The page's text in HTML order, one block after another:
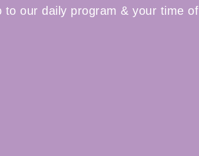
our daily program & your time of